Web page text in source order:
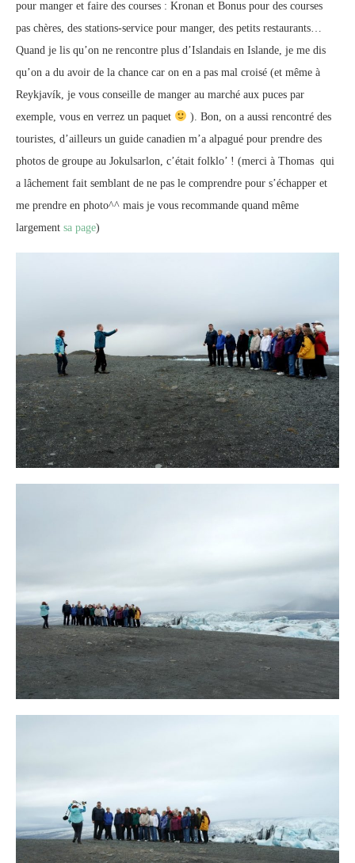
pour manger et faire des courses : Kronan et Bonus pour des courses
pas chères, des stations-service pour manger, des petits restaurants…
Quand je lis qu’on ne rencontre plus d’Islandais en Islande, je me dis
qu’on a du avoir de la chance car on en a pas mal croisé (et même à
Reykjavík, je vous conseille de manger au marché aux puces par
exemple, vous en verrez un paquet
). Bon, on a aussi rencontré des
touristes, d’ailleurs un guide canadien m’a alpagué pour prendre des
photos de groupe au Jokulsarlon, c’était folklo’ ! (merci à Thomas qui
a lâchement fait semblant de ne pas le comprendre pour s’échapper et
me prendre en photo^^ mais je vous recommande quand même
largement sa page)